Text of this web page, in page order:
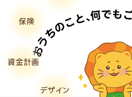
保険
資金計画
デザイン